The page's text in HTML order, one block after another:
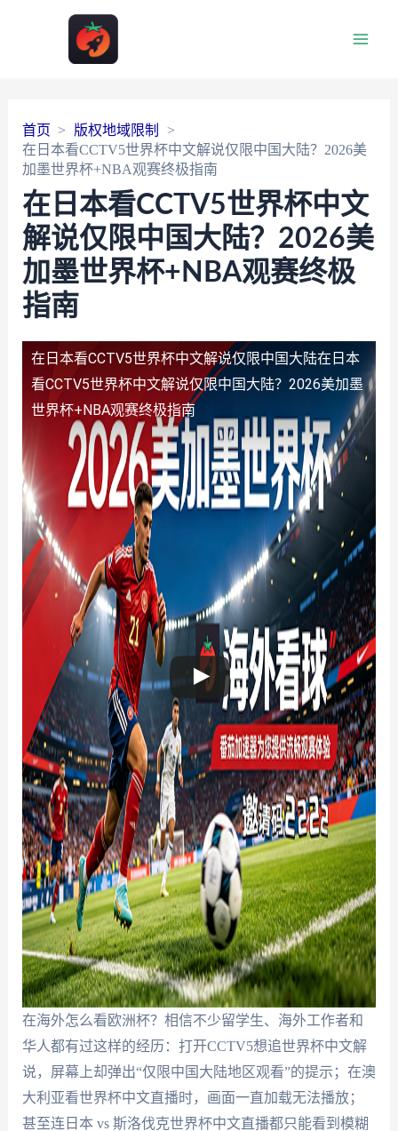
首页
版权地域限制
在日本看CCTV5世界杯中文解说仅限中国大陆？2026美
加墨世界杯+NBA观赛终极指南
在日本看CCTV5世界杯中文
解说仅限中国大陆？2026美
加墨世界杯+NBA观赛终极
指南
在日本看CCTV5世界杯中文解说仅限中国大陆在日本
看CCTV5世界杯中文解说仅限中国大陆？2026美加墨
世界杯+NBA观赛终极指南
在海外怎么看欧洲杯？相信不少留学生、海外工作者和
华人都有过这样的经历：打开CCTV5想追世界杯中文解
说，屏幕上却弹出“仅限中国大陆地区观看”的提示；在澳
大利亚看世界杯中文直播时，画面一直加载无法播放；
甚至连日本 vs 斯洛伐克世界杯中文直播都只能看到模糊